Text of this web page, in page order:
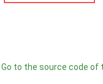
Go to the source code of